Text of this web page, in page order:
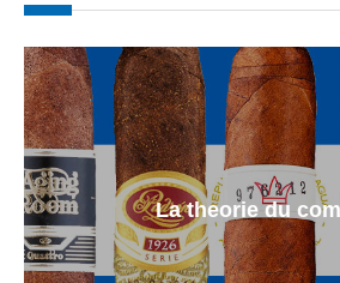
La theorie du